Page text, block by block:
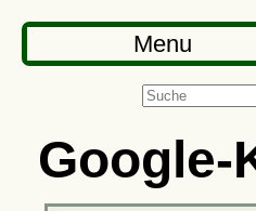
Menu
Google-